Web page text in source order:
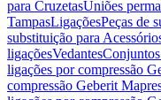
para CruzetasUniões
TampasLigaçõesPeças de
substituição para
ligaçõesVedantes
ligações por compressão
compressão Geberit